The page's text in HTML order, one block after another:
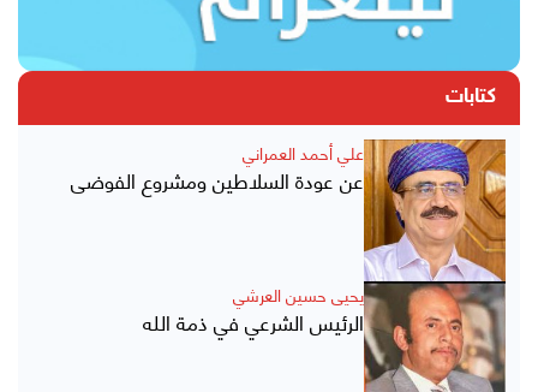
كتابات
علي أحمد العمراني
عن عودة السلاطين ومشروع الفوضى
يحيى حسين العرشي
الرئيس الشرعي في ذمة الله